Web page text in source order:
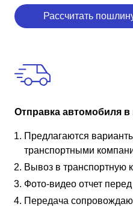
Рассчитать
Отправка автомобиля в
Предлагаются
транспортными
Вывоз в транспортную
Фото-видео отчет
Передача